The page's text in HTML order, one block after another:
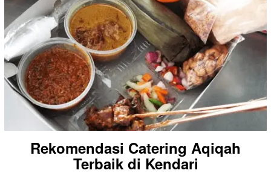
Rekomendasi Catering Aqiqah
Terbaik di Kendari